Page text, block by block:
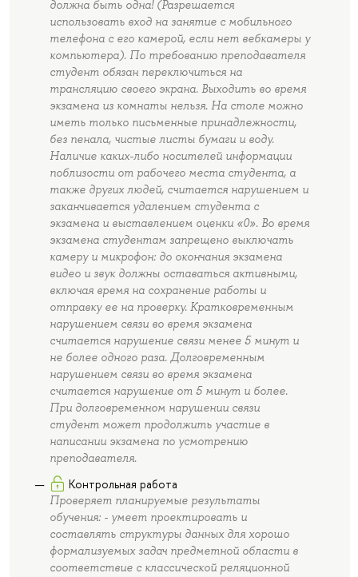
должна быть одна! (Разрешается
использовать вход на занятие с мобильного
телефона с его камерой, если нет вебкамеры у
компьютера). По требованию преподавателя
студент обязан переключиться на
трансляцию своего экрана. Выходить во время
экзамена из комнаты нельзя. На столе можно
иметь только письменные принадлежности,
без пенала, чистые листы бумаги и воду.
Наличие каких-либо носителей информации
поблизости от рабочего места студента, а
также других людей, считается нарушением и
заканчивается удалением студента с
экзамена и выставлением оценки «0». Во время
экзамена студентам запрещено выключать
камеру и микрофон: до окончания экзамена
видео и звук должны оставаться активными,
включая время на сохранение работы и
отправку ее на проверку. Кратковременным
нарушением связи во время экзамена
считается нарушение связи менее 5 минут и
не более одного раза. Долговременным
нарушением связи во время экзамена
считается нарушение от 5 минут и более.
При долговременном нарушении связи
студент может продолжить участие в
написании экзамена по усмотрению
преподавателя.
Контрольная работа
Проверяет планируемые результаты
обучения: - умеет проектировать и
составлять структуры данных для хорошо
формализуемых задач предметной области в
соответствие с классической реляционной